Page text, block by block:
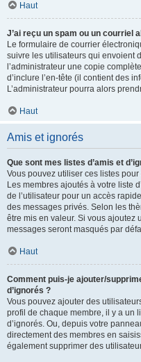
Haut
J’ai reçu un spam ou un courriel
Le formulaire de courrier
suivre les utilisateurs qui envoient
l’administrateur une copie
d’inclure l’en-tête (il contient des
L’administrateur pourra alors
Haut
Amis et ignorés
Que sont mes listes d’amis et
Vous pouvez utiliser ces listes
Les membres ajoutés à votre liste
de l’utilisateur pour un accès
des messages privés. Selon les
être mis en valeur. Si vous ajoutez
messages seront masqués par
Haut
Comment puis-je ajouter/
d’ignorés ?
Vous pouvez ajouter des
profil de chaque membre, il y a un
d’ignorés. Ou, depuis votre
directement des membres en
également supprimer des